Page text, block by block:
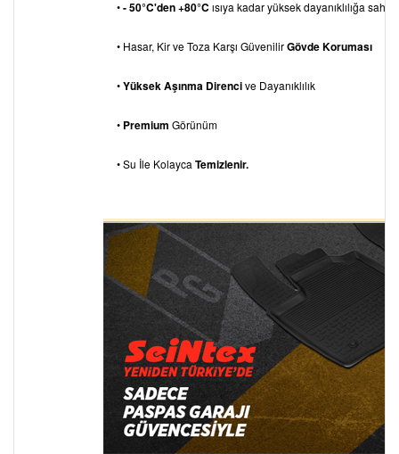
•- 50°C'den +80°C ısıya kadar yüksek dayanıklılığa
• Hasar, Kir ve Toza Karşı GüvenilirGövde Koruması
•Yüksek Aşınma Direncive Dayanıklılık
• Premium Görünüm
• Su İle Kolayca Temizlenir.